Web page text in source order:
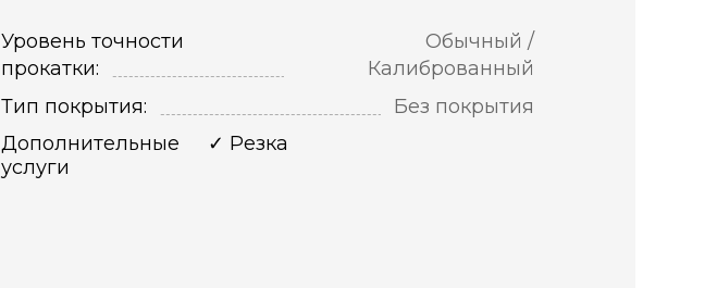
Уровень точности
прокатки:
Обычный /
Калиброванный
Тип покрытия:
Без покрытия
Дополнительные
услуги
Резка